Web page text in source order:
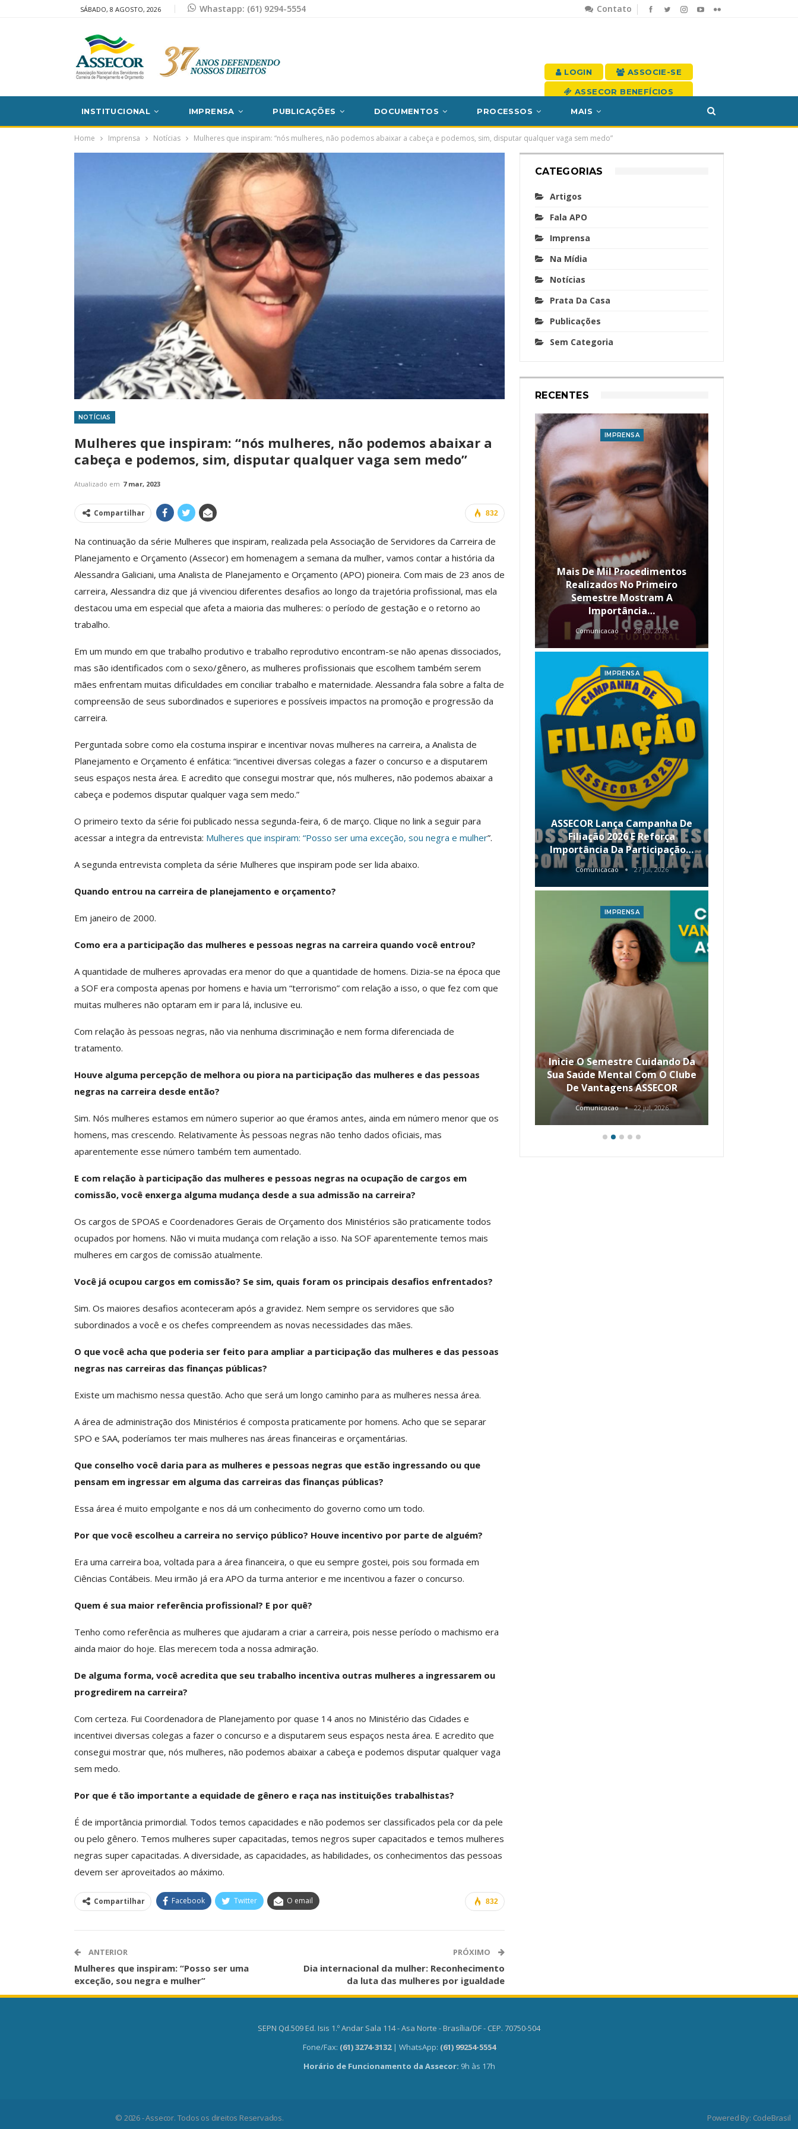
Contato
SÁBADO, 8 AGOSTO, 2026 Whastapp: (61) 9294-5554
LOGIN ASSOCIE-SE
ASSECOR BENEFÍCIOS
INSTITUCIONAL IMPRENSA PUBLICAÇÕES DOCUMENTOS PROCESSOS MAIS
Home Imprensa Notícias Mulheres que inspiram: “nós mulheres, não podemos abaixar a cabeça e podemos, sim, disputar qualquer vaga sem medo”
NOTÍCIAS
Mulheres que inspiram: “nós mulheres, não podemos abaixar a
cabeça e podemos, sim, disputar qualquer vaga sem medo”
Atualizado em 7 mar, 2023
832
Compartilhar
Na continuação da série Mulheres que inspiram, realizada pela Associação de Servidores da Carreira de
Planejamento e Orçamento (Assecor) em homenagem a semana da mulher, vamos contar a história da
Alessandra Galiciani, uma Analista de Planejamento e Orçamento (APO) pioneira. Com mais de 23 anos de
carreira, Alessandra diz que já vivenciou diferentes desafios ao longo da trajetória profissional, mas ela
destacou uma em especial que afeta a maioria das mulheres: o período de gestação e o retorno ao
trabalho.
Em um mundo em que trabalho produtivo e trabalho reprodutivo encontram-se não apenas dissociados,
mas são identificados com o sexo/gênero, as mulheres profissionais que escolhem também serem
mães enfrentam muitas dificuldades em conciliar trabalho e maternidade. Alessandra fala sobre a falta de
compreensão de seus subordinados e superiores e possíveis impactos na promoção e progressão da
carreira.
Perguntada sobre como ela costuma inspirar e incentivar novas mulheres na carreira, a Analista de
Planejamento e Orçamento é enfática: “incentivei diversas colegas a fazer o concurso e a disputarem
seus espaços nesta área. E acredito que consegui mostrar que, nós mulheres, não podemos abaixar a
cabeça e podemos disputar qualquer vaga sem medo.”
O primeiro texto da série foi publicado nessa segunda-feira, 6 de março. Clique no link a seguir para
acessar a integra da entrevista: Mulheres que inspiram: “Posso ser uma exceção, sou negra e mulher”.
A segunda entrevista completa da série Mulheres que inspiram pode ser lida abaixo.
Quando entrou na carreira de planejamento e orçamento?
Em janeiro de 2000.
Como era a participação das mulheres e pessoas negras na carreira quando você entrou?
A quantidade de mulheres aprovadas era menor do que a quantidade de homens. Dizia-se na época que
a SOF era composta apenas por homens e havia um “terrorismo” com relação a isso, o que fez com que
muitas mulheres não optaram em ir para lá, inclusive eu.
Com relação às pessoas negras, não via nenhuma discriminação e nem forma diferenciada de
tratamento.
Houve alguma percepção de melhora ou piora na participação das mulheres e das pessoas
negras na carreira desde então?
Sim. Nós mulheres estamos em número superior ao que éramos antes, ainda em número menor que os
homens, mas crescendo. Relativamente Às pessoas negras não tenho dados oficiais, mas
aparentemente esse número também tem aumentado.
E com relação à participação das mulheres e pessoas negras na ocupação de cargos em
comissão, você enxerga alguma mudança desde a sua admissão na carreira?
Os cargos de SPOAS e Coordenadores Gerais de Orçamento dos Ministérios são praticamente todos
ocupados por homens. Não vi muita mudança com relação a isso. Na SOF aparentemente temos mais
mulheres em cargos de comissão atualmente.
Você já ocupou cargos em comissão? Se sim, quais foram os principais desafios enfrentados?
Sim. Os maiores desafios aconteceram após a gravidez. Nem sempre os servidores que são
subordinados a você e os chefes compreendem as novas necessidades das mães.
O que você acha que poderia ser feito para ampliar a participação das mulheres e das pessoas
negras nas carreiras das finanças públicas?
Existe um machismo nessa questão. Acho que será um longo caminho para as mulheres nessa área.
A área de administração dos Ministérios é composta praticamente por homens. Acho que se separar
SPO e SAA, poderíamos ter mais mulheres nas áreas financeiras e orçamentárias.
Que conselho você daria para as mulheres e pessoas negras que estão ingressando ou que
pensam em ingressar em alguma das carreiras das finanças públicas?
Essa área é muito empolgante e nos dá um conhecimento do governo como um todo.
Por que você escolheu a carreira no serviço público? Houve incentivo por parte de alguém?
Era uma carreira boa, voltada para a área financeira, o que eu sempre gostei, pois sou formada em
Ciências Contábeis. Meu irmão já era APO da turma anterior e me incentivou a fazer o concurso.
Quem é sua maior referência profissional? E por quê?
Tenho como referência as mulheres que ajudaram a criar a carreira, pois nesse período o machismo era
ainda maior do hoje. Elas merecem toda a nossa admiração.
De alguma forma, você acredita que seu trabalho incentiva outras mulheres a ingressarem ou
progredirem na carreira?
Com certeza. Fui Coordenadora de Planejamento por quase 14 anos no Ministério das Cidades e
incentivei diversas colegas a fazer o concurso e a disputarem seus espaços nesta área. E acredito que
consegui mostrar que, nós mulheres, não podemos abaixar a cabeça e podemos disputar qualquer vaga
sem medo.
Por que é tão importante a equidade de gênero e raça nas instituições trabalhistas?
É de importância primordial. Todos temos capacidades e não podemos ser classificados pela cor da pele
ou pelo gênero. Temos mulheres super capacitadas, temos negros super capacitados e temos mulheres
negras super capacitadas. A diversidade, as capacidades, as habilidades, os conhecimentos das pessoas
devem ser aproveitados ao máximo.
832
Compartilhar Facebook Twitter O email
ANTERIOR
Mulheres que inspiram: “Posso ser uma
exceção, sou negra e mulher”
PRÓXIMO
Dia internacional da mulher: Reconhecimento
da luta das mulheres por igualdade
CATEGORIAS
Artigos
Fala APO
Imprensa
Na Mídia
Notícias
Prata Da Casa
Publicações
Sem Categoria
RECENTES
ASSECOR Promove Palestra
“Como Criar Múltiplas Fontes
De Renda Sem…
IMPRENSA
Clube De Benefícios ASSECOR
Reúne Dezenas De Escolas De
Comunicacao 29 jun, 2026
Negociação Permanente E
ASSECOR Promove Oficina De
Pintura Em Taça Para
Associados
IMPRENSA
Presidente Da ASSECOR
Participa De Debate Sobre A
Comunicacao
Valores Fundantes Da Ação
IMPRENSA
Mais De Mil Procedimentos
Realizados No Primeiro
Semestre Mostram A
Importância…
Comunicacao 28 jul, 2026
IMPRENSA
ASSECOR Lança Campanha De
Filiação 2026 E Reforça
Importância Da Participação…
Comunicacao 27 jul, 2026
IMPRENSA
Inicie O Semestre Cuidando Da
Sua Saúde Mental Com O Clube
De Vantagens ASSECOR
Comunicacao 22 jul, 2026
SEPN Qd.509 Ed. Isis 1.º Andar Sala 114 - Asa Norte - Brasília/DF - CEP. 70750-504
Fone/Fax: (61) 3274-3132 | WhatsApp: (61) 99254-5554
Horário de Funcionamento da Assecor: 9h às 17h
© 2026 - Assecor. Todos os direitos Reservados. Powered By: CodeBrasil